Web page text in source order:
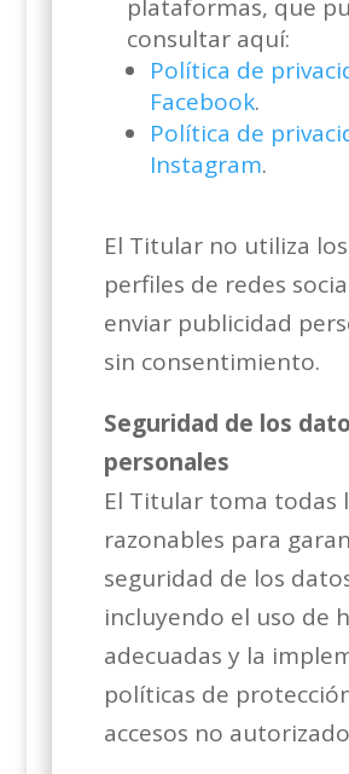
plataformas, que
consultar aquí:
Política de
Facebook.
Política de
Instagram.
El Titular no utiliza
perfiles de redes
enviar publicidad
sin consentimiento.
Seguridad de los
personales
El Titular toma todas
razonables para
seguridad de los
incluyendo el uso de
adecuadas y la
políticas de
accesos no